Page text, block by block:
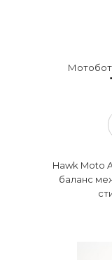
​Hawk Moto
баланс